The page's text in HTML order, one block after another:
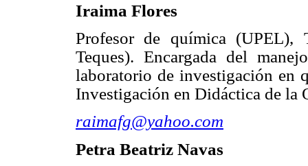
Iraima Flores
Profesor de química (UPEL),
Teques). Encargada del
laboratorio de investigación en
Investigación en Didáctica de la
raimafg@yahoo.com
Petra Beatriz Navas